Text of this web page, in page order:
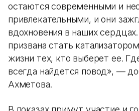
остаются современными и
привлекательными, и они
вдохновения в наших
призвана стать
жизни тех, кто выберет ее.
всегда найдется повод», —
Ахметова.